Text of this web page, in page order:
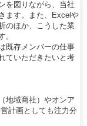
を図りながら、当社
ます。また、Excelや
のほか、こうした業
。
既存メンバーの仕事
ていただきたいと考
地域商社）やオンア
計画としても注力分